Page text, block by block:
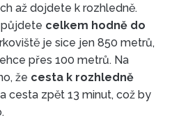
až dojdete k rozhledně.
celkem hodně do
je sice jen 850 metrů,
přes 100 metrů. Na
že cesta k rozhledně
a cesta zpět 13 minut, což by